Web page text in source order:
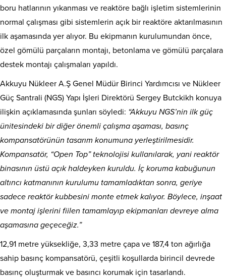
boru hatlarının yıkanması ve reaktöre bağlı işletim sistemlerinin
normal çalışması gibi sistemlerin açık bir reaktöre aktarılmasının
ilk aşamasında yer alıyor. Bu ekipmanın kurulumundan önce,
özel gömülü parçaların montajı, betonlama ve gömülü parçalara
destek montajı çalışmaları yapıldı.
Akkuyu Nükleer A.Ş Genel Müdür Birinci Yardımcısı ve Nükleer
Güç Santrali (NGS) Yapı İşleri Direktörü Sergey Butckikh konuya
ilişkin açıklamasında şunları söyledi: “Akkuyu NGS’nin ilk güç
ünitesindeki bir diğer önemli çalışma aşaması, basınç
kompansatörünün tasarım konumuna yerleştirilmesidir.
Kompansatör, “Open Top” teknolojisi kullanılarak, yani reaktör
binasının üstü açık haldeyken kuruldu. İç koruma kabuğunun
altıncı katmanının kurulumu tamamladıktan sonra, geriye
sadece reaktör kubbesini monte etmek kalıyor. Böylece, inşaat
ve montaj işlerini fiilen tamamlayıp ekipmanları devreye alma
aşamasına geçeceğiz.”
12,91 metre yüksekliğe, 3,33 metre çapa ve 187,4 ton ağırlığa
sahip basınç kompansatörü, çeşitli koşullarda birincil devrede
basınç oluşturmak ve basıncı korumak için tasarlandı.